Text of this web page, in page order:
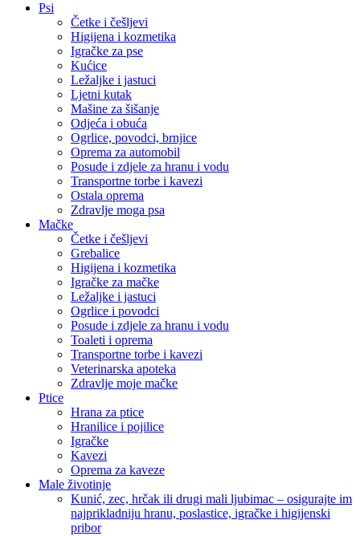
Psi
Četke i češljevi
Higijena i kozmetika
Igračke za pse
Kućice
Ležaljke i jastuci
Ljetni kutak
Mašine za šišanje
Odjeća i obuća
Ogrlice, povodci, brnjice
Oprema za automobil
Posude i zdjele za hranu i vodu
Transportne torbe i kavezi
Ostala oprema
Zdravlje moga psa
Mačke
Četke i češljevi
Grebalice
Higijena i kozmetika
Igračke za mačke
Ležaljke i jastuci
Ogrlice i povodci
Posude i zdjele za hranu i vodu
Toaleti i oprema
Transportne torbe i kavezi
Veterinarska apoteka
Zdravlje moje mačke
Ptice
Hrana za ptice
Hranilice i pojilice
Igračke
Kavezi
Oprema za kaveze
Male životinje
Kunić, zec, hrčak ili drugi mali ljubimac – osigurajte im
najprikladniju hranu, poslastice, igračke i higijenski
pribor